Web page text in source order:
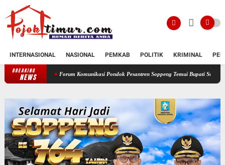
INTERNASIONAL NASIONAL PEMKAB POLITIK KRIMINAL
BREAKING
NEWS
Forum Komunikasi Pondok Pesantren Soppeng Temui Bupati Suwardi Haseng